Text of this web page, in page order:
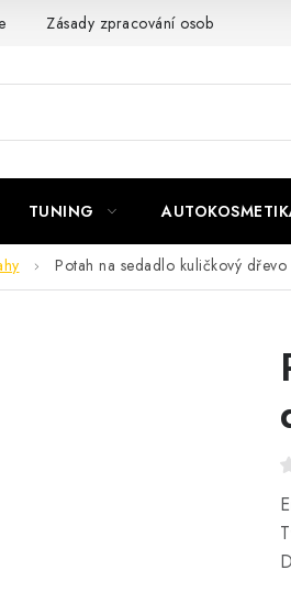
Zásady zpracování osobních údajů
TUNING
Potah na sedadlo kuličkový dřevo